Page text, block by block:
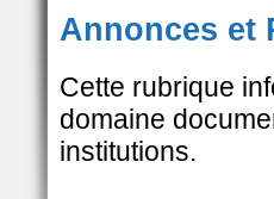
Annonces et
Cette rubrique
domaine
institutions.